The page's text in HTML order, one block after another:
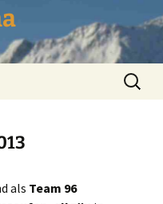
Suchen
nach:
als Team 96